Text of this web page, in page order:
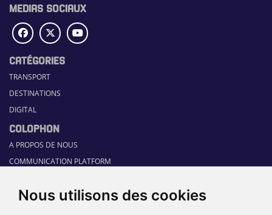
Nous utilisons des cookies
MEDIAS SOCIAUX
CATÉGORIES
TRANSPORT
DESTINATIONS
DIGITAL
COLOPHON
A PROPOS DE NOUS
COMMUNICATION PLATFORM
RUBRIQUES